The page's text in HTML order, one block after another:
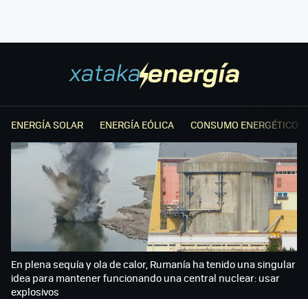
ENERGÍA SOLAR ENERGÍA EÓLICA CONSUMO ENERGÉTICO
En plena sequía y ola de calor, Rumanía ha tenido una singular
idea para mantener funcionando una central nuclear: usar
explosivos